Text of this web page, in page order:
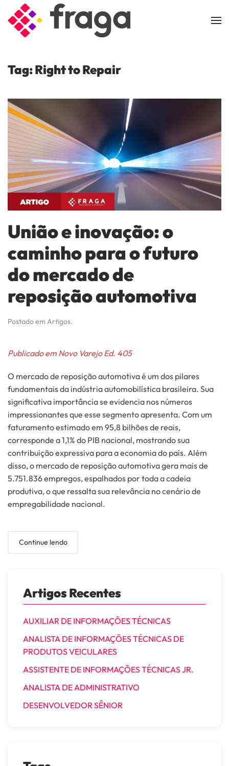
Skip to main content
Tag:Right to Repair
União e inovação: o
caminho para o futuro
do mercado de
reposição automotiva
Postado em Artigos.
Publicado em Novo Varejo Ed. 405
O mercado de reposição automotiva é um dos pilares
fundamentais da indústria automobilística brasileira. Sua
significativa importância se evidencia nos números
impressionantes que esse segmento apresenta. Com um
faturamento estimado em 95,8 bilhões de reais,
corresponde a 1,1% do PIB nacional, mostrando sua
contribuição expressiva para a economia do país. Além
disso, o mercado de reposição automotiva gera mais de
5.751.836 empregos, espalhados por toda a cadeia
produtiva, o que ressalta sua relevância no cenário de
empregabilidade nacional.
Continue lendo
Artigos Recentes
AUXILIAR DE INFORMAÇÕES TÉCNICAS
ANALISTA DE INFORMAÇÕES TÉCNICAS DE
PRODUTOS VEICULARES
ASSISTENTE DE INFORMAÇÕES TÉCNICAS JR.
ANALISTA DE ADMINISTRATIVO
DESENVOLVEDOR SÊNIOR